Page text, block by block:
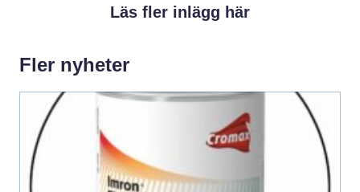
Läs fler inlägg här
Fler nyheter